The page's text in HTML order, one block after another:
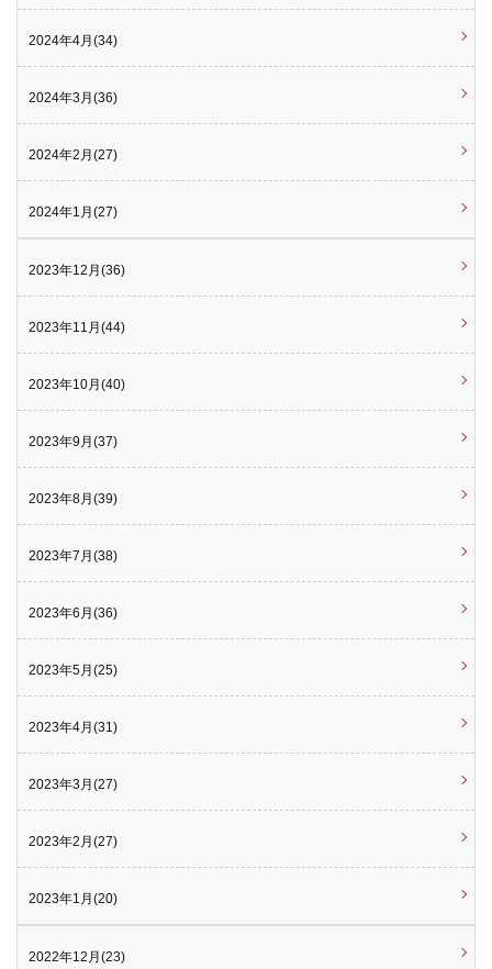
2024年4月(34)
2024年3月(36)
2024年2月(27)
2024年1月(27)
2023年12月(36)
2023年11月(44)
2023年10月(40)
2023年9月(37)
2023年8月(39)
2023年7月(38)
2023年6月(36)
2023年5月(25)
2023年4月(31)
2023年3月(27)
2023年2月(27)
2023年1月(20)
2022年12月(23)